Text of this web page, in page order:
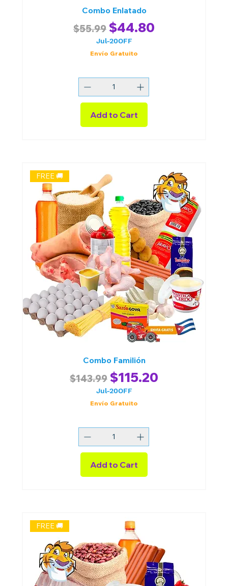
Combo Enlatado
Regular Price
$55.99 Sale Price
$44.80
Jul-20OFF
Envío Gratuito
Add to Cart
FREE 🚚
Combo Familión
Regular Price
$143.99 Sale Price
$115.20
Jul-20OFF
Envío Gratuito
Add to Cart
FREE 🚚